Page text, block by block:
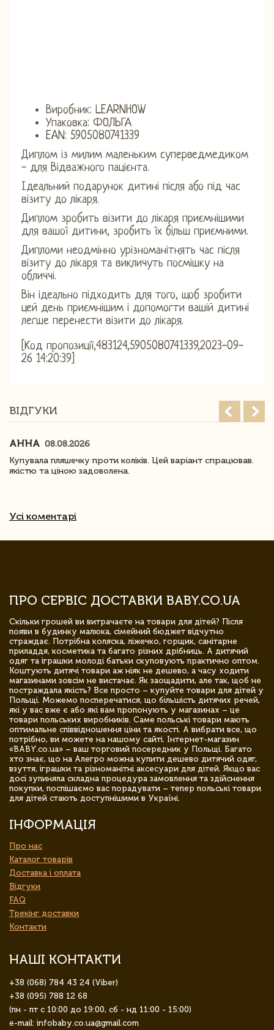
Виробник: LEARNHOW
Упаковка: ФОЛЬГА
EAN: 5905080741339
Диплом із милим маленьким суперведмедиком
- для Відважного пацієнта.
Ідеальний подарунок дитині після або під час
візиту до лікаря.
Диплом зробить візити до лікаря приємнішими
для вашої дитини, зробить їх більш приємними.
Дипломи неодмінно урізноманітнять час після
візиту до лікаря та викличуть посмішку на
обличчі.
Він ідеально підходить для того, щоб зробити
цей день приємнішим і допомогти вашій дитині
легше перенести візити до лікаря.
[Код пропозиції,483124,5905080741339,2023-09-
26 14:20:39]
ВІДГУКИ
АННА 08.08.2026
Купувала пляшечку проти коліків. Цей варіант спрацював.
якістю та ціною задоволена.
Усі коментарі
ПРО СЕРВІС ДОСТАВКИ BABY.CO.UA
Скільки грошей ви витрачаєте на товари для дітей? Після
появи в будинку малюка, сімейний бюджет відчутно
страждає. Потрібна коляска, ліжечко, горщик, санітарне
приладдя, косметика та багато різних дрібниць. А дитячий
одяг та іграшки молоді батьки скуповують практично оптом.
Коштують дитячі товари аж ніяк не дешево, а часу ходити
магазинами зовсім не вистачає. Як заощадити, але так, щоб не
постраждала якість? Все просто – купуйте товари для дітей у
Польщі. Можемо посперечатися, що більшість дитячих речей,
які у вас вже є або які вам пропонують у магазинах – це
товари польських виробників. Саме польські товари мають
оптимальне співвідношення ціни та якості. А вибрати все, що
потрібно, ви можете на нашому сайті. Інтернет-магазин
«BABY.co.ua» – ваш торговий посередник у Польщі. Багато
хто знає, що на Алегро можна купити дешево дитячий одяг,
взуття, іграшки та різноманітні аксесуари для дітей. Якщо вас
досі зупиняла складна процедура замовлення та здійснення
покупки, поспішаємо вас порадувати – тепер польські товари
для дітей стають доступнішими в Україні.
ІНФОРМАЦІЯ
Про нас
Каталог товарів
Доставка і оплата
Відгуки
FAQ
Трекінг доставки
Контакти
НАШІ КОНТАКТИ
+38 (068) 784 43 24 (Viber)
+38 (095) 788 12 68
(пн - пт с 10:00 до 19:00, сб - нд 11:00 - 15:00)
e-mail: infobaby.co.ua@gmail.com